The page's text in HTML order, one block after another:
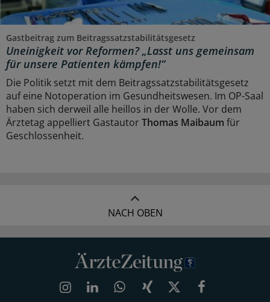
Gastbeitrag zum Beitragssatzstabilitätsgesetz
Uneinigkeit vor Reformen? „Lasst uns gemeinsam
für unsere Patienten kämpfen!“
Die Politik setzt mit dem Beitragssatzstabilitätsgesetz
auf eine Notoperation im Gesundheitswesen. Im OP-Saal
haben sich derweil alle heillos in der Wolle. Vor dem
Ärztetag appelliert GastautorThomas Maibaum für
Geschlossenheit.
NACH OBEN